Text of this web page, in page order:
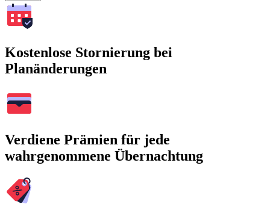
Kostenlose Stornierung bei
Planänderungen
Verdiene Prämien für jede
wahrgenommene Übernachtung